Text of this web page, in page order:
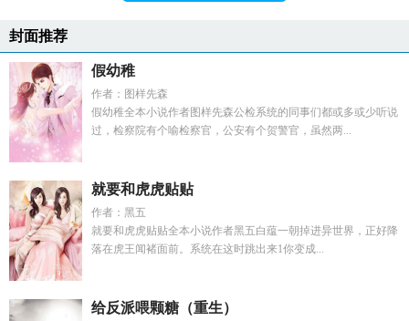
封面推荐
假幼稚
作者：图样先森
假幼稚全本小说作者图样先森公检系统的同事们都或多或少听说
过，检察院有个喻检察官，公安有个贺警官，虽然两...
就要和虎虎贴贴
作者：黑五
就要和虎虎贴贴全本小说作者黑五白蕴一朝掉进异世界，正好降
落在虎王闻褚面前。系统在这时跳出来1你变成...
给反派喂颗糖（重生）